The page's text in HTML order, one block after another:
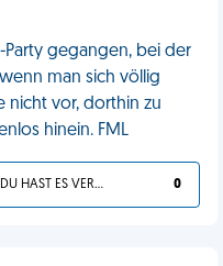
Party gegangen, bei der
man sich völlig
nicht vor, dorthin zu
hinein. FML
DU HAST ES VERDIENT 0